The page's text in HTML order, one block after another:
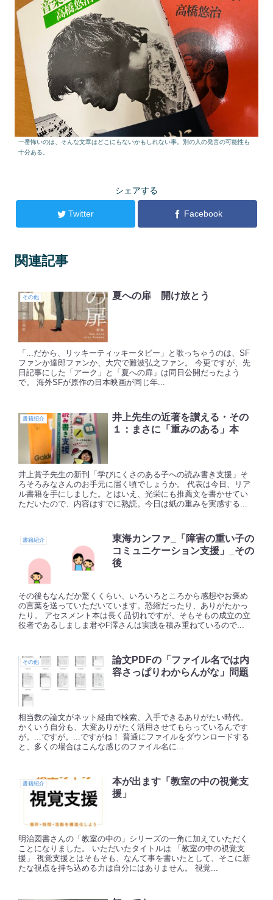
一番怖いのは、そんな文章はどこにもないかもしれない事。別の人の発言の可能性も
十分ある。
シェアする
Twitter Facebook
関連記事
その他 夏への扉 開け放とう
「...だから、リッキーティッキータビー」と歌っちゃうのは、SF
ファンか達郎ファンか、大穴で難波弘之ファン。 今更ですが、先
日記事にした「アーク」と「夏への扉」は同日公開だったよう
で。 海外SFが原作の日本映画が同じ年...
書籍紹介
井上先生の近著を讃える・その
１：まさに「重みのある」本
井上賞子先生の新刊「学びにくさのある子への読み書き支援」そ
ろそろみなさんのお手元に届く頃でしょうか。 代表は今日、リア
ル書籍を手にしました。とはいえ、光栄にも推薦文を書かせてい
ただいたので、内容はすでに熟読。今日は紙の重みを実感する...
書籍紹介
東海カンファ_「障害の重い子の
コミュニケーション支援」_その
後
その後もなんだか驚くくらい、いろいろところから感想やお褒め
の言葉を送っていただいています。恐縮だったり、ありがたかっ
たり。 アセスメント本は長く品切れですが、そもそもの成立の立
役者であるしましま君やF澤さんは実践を積み重ねているので...
その他
論文PDFの「ファイル名では内
容さっぱりわからんがな」問題
相当数の論文がネット経由で検索、入手できるありがたい時代。
かくいう自分も、大変ありがたく活用させてもらっているんです
が。...ですが。...ですがね！ 普通にファイルをダウンロードする
と、多くの場合はこんな感じのファイル名に...
書籍紹介
本が出ます「教室の中の視覚支
援」
明治図書さんの「教室の中の」シリーズの一角に加えていただく
ことになりました。 いただいたタイトルは 「教室の中の視覚支
援」 視覚支援とはそもそも、なんて事を書いたとして、そこに新
たな視点を持ち込める力は自分にはありません。 視覚...